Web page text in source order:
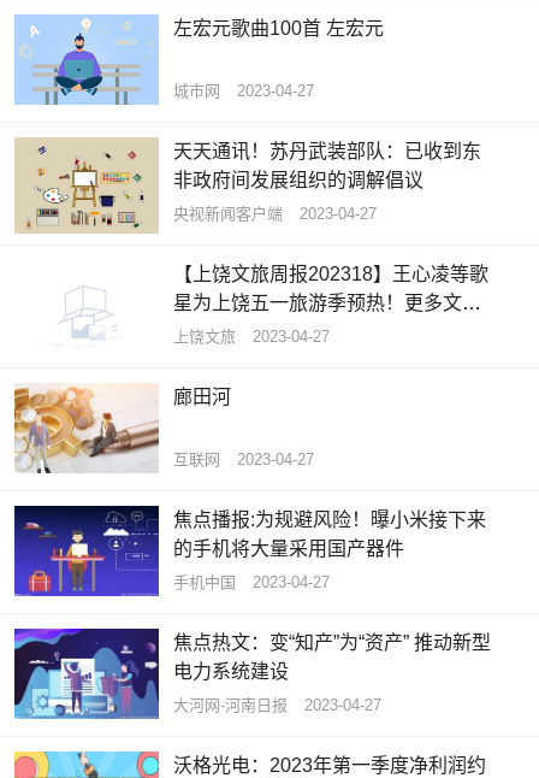
左宏元歌曲100首 左宏元
城市网 2023-04-27
天天通讯！苏丹武装部队：已收到东
非政府间发展组织的调解倡议
央视新闻客户端 2023-04-27
【上饶文旅周报202318】王心凌等歌
星为上饶五一旅游季预热！更多文旅
活动等着您！ 世界看热讯
上饶文旅 2023-04-27
廊田河
互联网 2023-04-27
焦点播报:为规避风险！曝小米接下来
的手机将大量采用国产器件
手机中国 2023-04-27
焦点热文：变“知产”为“资产” 推动新型
电力系统建设
大河网-河南日报 2023-04-27
沃格光电：2023年第一季度净利润约